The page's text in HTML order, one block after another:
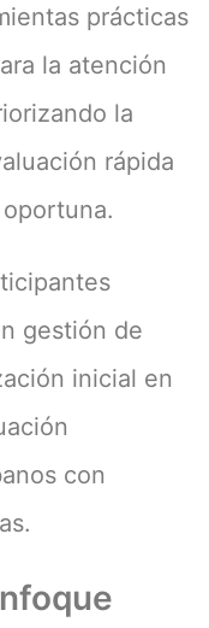
prácticas
la atención
la
rápida
gestión de
inicial en
con